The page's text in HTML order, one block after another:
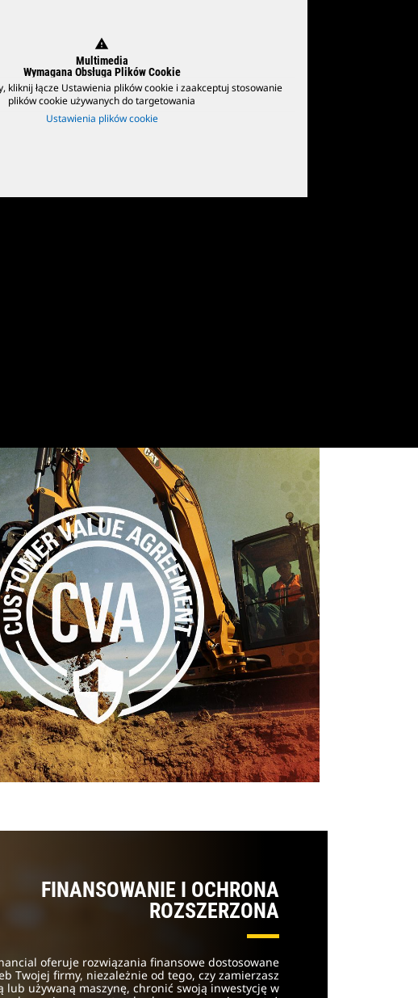
warning
Multimedia
Wymagana Obsługa Plików Cookie
kliknij łącze Ustawienia plików cookie i zaakceptuj stosowanie
plików cookie używanych do targetowania
Ustawienia plików cookie
FINANSOWANIE I OCHRONA
ROZSZERZONA
oferuje rozwiązania finansowe dostosowane
Twojej firmy, niezależnie od tego, czy zamierzasz
lub używaną maszynę, chronić swoją inwestycję w